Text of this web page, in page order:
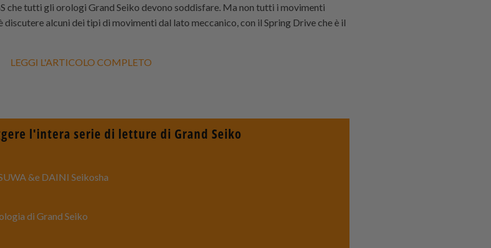
che tutti gli orologi Grand Seiko devono soddisfare. Ma non tutti i movimenti
alcuni dei tipi di movimenti dal lato meccanico, con il Spring Drive che è il
LEGGI L'ARTICOLO COMPLETO
l'intera serie di letture di Grand Seiko
&e DAINI Seikosha
di Grand Seiko